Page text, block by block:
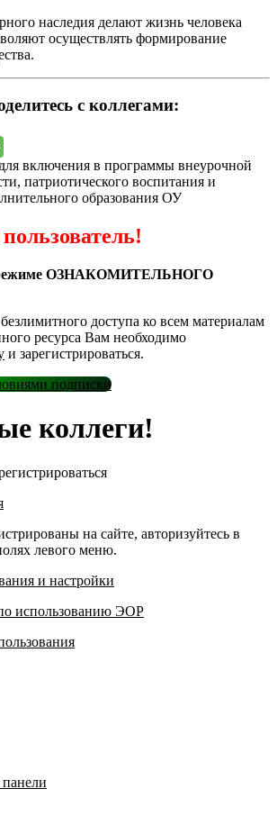
наследия делают жизнь человека
осуществлять формирование
с коллегами:
включения в программы внеурочной
патриотического воспитания и
образования ОУ
режиме ОЗНАКОМИТЕЛЬНОГО
доступа ко всем материалам
ресурса Вам необходимо
и зарегистрироваться.
подписки
коллеги!
на сайте, авторизуйтесь в
левого меню.
и настройки
использованию ЭОР